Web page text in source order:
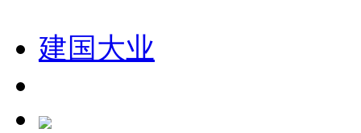
建国大业